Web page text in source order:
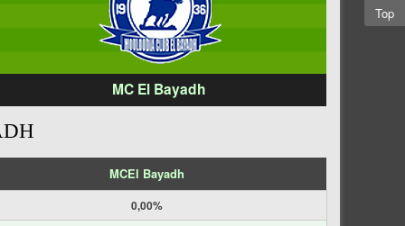
MC El Bayadh
MCEl Bayadh
0,00%
Top